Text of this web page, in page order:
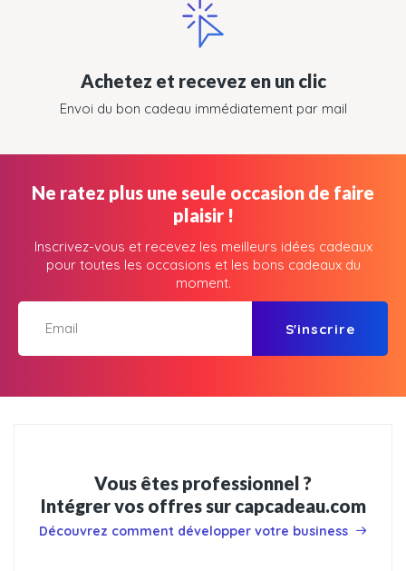
Achetez et recevez en un clic
Envoi du bon cadeau immédiatement par mail
Ne ratez plus une seule occasion de faire
plaisir !
Inscrivez-vous et recevez les meilleurs idées cadeaux
pour toutes les occasions et les bons cadeaux du
moment.
S'inscrire
Vous êtes professionnel ?
Intégrer vos offres sur capcadeau.com
Découvrez comment développer votre business